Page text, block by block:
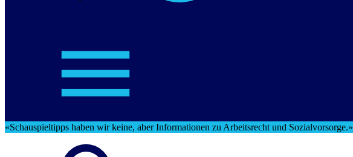
«Schauspieltipps haben wir keine, aber Informationen zu Arbeitsrecht und Sozialvorsorge.»